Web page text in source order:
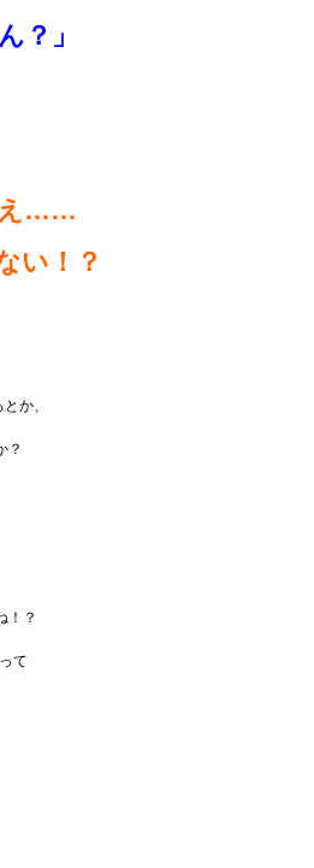
？」
え……
い！？
か、
？
！？
て